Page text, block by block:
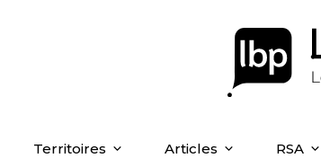
Territoires Articles RSA